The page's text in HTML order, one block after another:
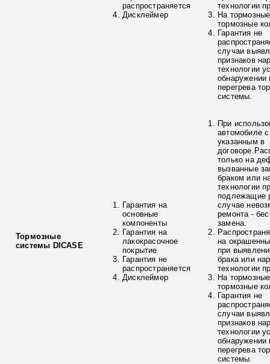
распространяется
Дисклеймер
технологии
На
тормозные
Гарантия не
случаи
признаков
технологии
обнаружении
перегрева
системы.
Тормозные
системы DICASE
Гарантия на
основные
компоненты
Гарантия на
лакокрасочное
покрытие
Гарантия не
распространяется
Дисклеймер
При
автомобиле
указанным в
только на
вызванные
браком или
технологии
подлежащие
случае
ремонта -
замена.
на
при
брака или
технологии
На
тормозные
Гарантия не
случаи
признаков
технологии
обнаружении
перегрева
системы.